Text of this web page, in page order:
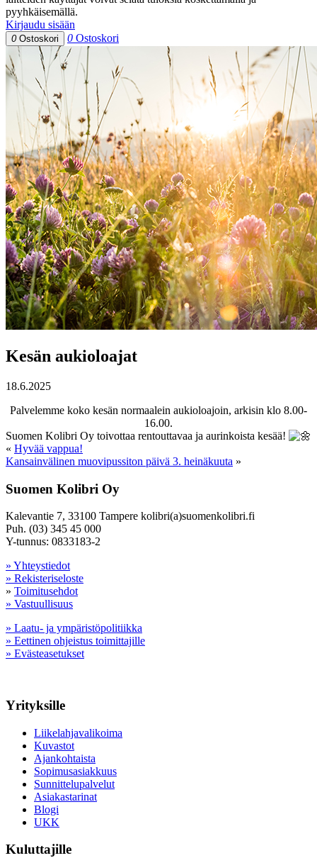
pyyhkäisemällä.
Kirjaudu sisään
0 Ostoskori 0 Ostoskori
Kesän aukioloajat
18.6.2025
Palvelemme koko kesän normaalein aukioloajoin, arkisin klo 8.00-
16.00.
Suomen Kolibri Oy toivottaa rentouttavaa ja aurinkoista kesää!
« Hyvää vappua!
Kansainvälinen muovipussiton päivä 3. heinäkuuta »
Suomen Kolibri Oy
Kalevantie 7, 33100 Tampere kolibri(a)suomenkolibri.fi
Puh. (03) 345 45 000
Y-tunnus: 0833183-2
» Yhteystiedot
» Rekisteriseloste
» Toimitusehdot
» Vastuullisuus
» Laatu- ja ympäristöpolitiikka
» Eettinen ohjeistus toimittajille
» Evästeasetukset
Yrityksille
Liikelahjavalikoima
Kuvastot
Ajankohtaista
Sopimusasiakkuus
Sunnittelupalvelut
Asiakastarinat
Blogi
UKK
Kuluttajille